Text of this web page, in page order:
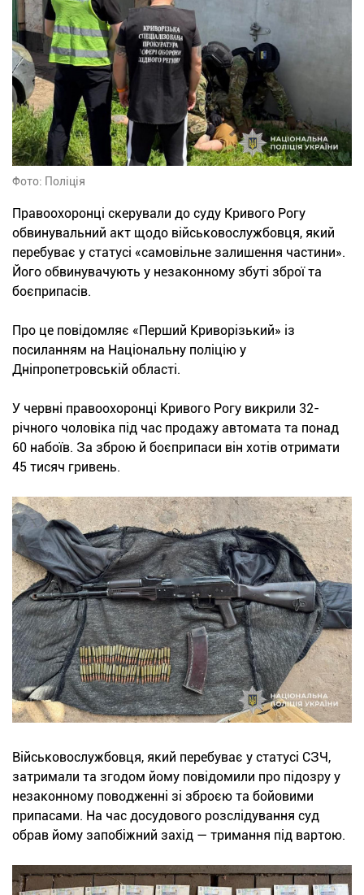
Фото: Поліція
Правоохоронці скерували до суду Кривого Рогу
обвинувальний акт щодо військовослужбовця, який
перебуває у статусі «самовільне залишення частини».
Його обвинувачують у незаконному збуті зброї та
боєприпасів.
Про це повідомляє «Перший Криворізький» із
посиланням на Національну поліцію у
Дніпропетровській області.
У червні правоохоронці Кривого Рогу викрили 32-
річного чоловіка під час продажу автомата та понад
60 набоїв. За зброю й боєприпаси він хотів отримати
45 тисяч гривень.
Військовослужбовця, який перебуває у статусі СЗЧ,
затримали та згодом йому повідомили про підозру у
незаконному поводженні зі зброєю та бойовими
припасами. На час досудового розслідування суд
обрав йому запобіжний захід — тримання під вартою.